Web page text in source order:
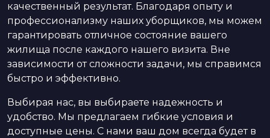
качественный результат. Благодаря опыту и
профессионализму наших уборщиков, мы можем
гарантировать отличное состояние вашего
жилища после каждого нашего визита. Вне
зависимости от сложности задачи, мы справимся
быстро и эффективно.
Выбирая нас, вы выбираете надежность и
удобство. Мы предлагаем гибкие условия и
доступные цены. С нами ваш дом всегда будет в